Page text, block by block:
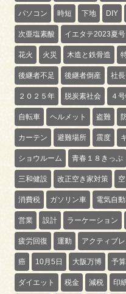
パソコン 時短 下地 DIY
次亜塩素酸 イエタテ2023夏号
花火 火災 木造と鉄骨造
後継者不足 後継者倒産 社
２０２５年 脱炭素社会 ４
自転車 ヘルメット 盗難
カーテン 避難場所 震度
ショウルーム 青春１８きっぷ
三和健設 改正空き家対策
消費税 ガソリン車 電気自
営業 設計 ラーケーション
疲労回復 運動 アクティブレ
癌 10月5日 大阪万博 予算
ダイエット 税金 減税 印